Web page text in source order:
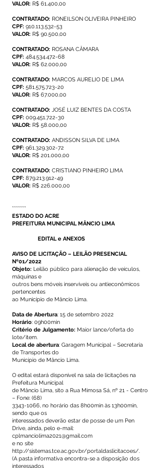
VALOR: R$ 61.400,00
CONTRATADO: RONEILSON OLIVEIRA PINHEIRO
CPF: 910.113.532-53
VALOR: R$ 90.500,00
CONTRATADO: ROSANA CÂMARA
CPF: 484.534.472-68
VALOR: R$ 62.000,00
CONTRATADO: MARCOS AURELIO DE LIMA
CPF: 581.575.723-20
VALOR: R$ 67.000,00
CONTRATADO: JOSÉ LUIZ BENTES DA COSTA
CPF: 009.451.722-30
VALOR: R$ 58.000,00
CONTRATADO: ANDISSON SILVA DE LIMA
CPF: 961.329.302-72
VALOR: R$ 201.000,00
CONTRATADO: CRISTIANO PINHEIRO LIMA
CPF: 879.213.912-49
VALOR: R$ 226.000,00
*******
ESTADO DO ACRE
PREFEITURA MUNICIPAL MÂNCIO LIMA
EDITAL e ANEXOS
AVISO DE LICITAÇÃO – LEILÃO PRESENCIAL
Nº01/2022
Objeto: Leilão público para alienação de veículos,
máquinas e
outros bens móveis inservíveis ou antieconômicos
pertencentes
ao Município de Mâncio Lima.
Data de Abertura: 15 de setembro 2022
Horário: 09h00min
Critério de Julgamento: Maior lance/oferta do
lote/item.
Local de abertura: Garagem Municipal – Secretaria
de Transportes do
Município de Mâncio Lima.
O edital estará disponível na sala de licitações na
Prefeitura Municipal
de Mâncio Lima, sito a Rua Mimosa Sá, nº 21 - Centro
– Fone: (68)
3343-1066, no horário das 8h00min às 13h00min,
sendo que os
interessados deverão estar de posse de um Pen
Drive, ainda, pelo e-mail:
cplmanciolima2021@gmail.com
e no site
http://sistemas.tce.ac.gov.br/portaldaslicitacoes/.
(A pasta informativa encontra-se a disposição dos
interessados